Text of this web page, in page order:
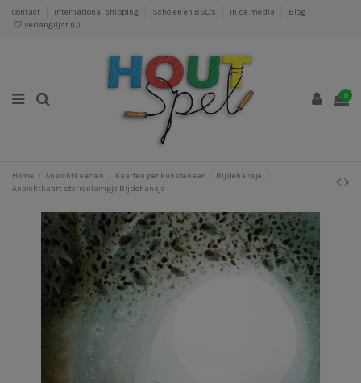
Contact International shipping Scholen en BSO's In de media
Blog
Verlanglijst (0)
0
Home Ansichtkaarten Kaarten per kunstenaar
Bijdehansje
Ansichtkaart sterrenlampje Bijdehansje